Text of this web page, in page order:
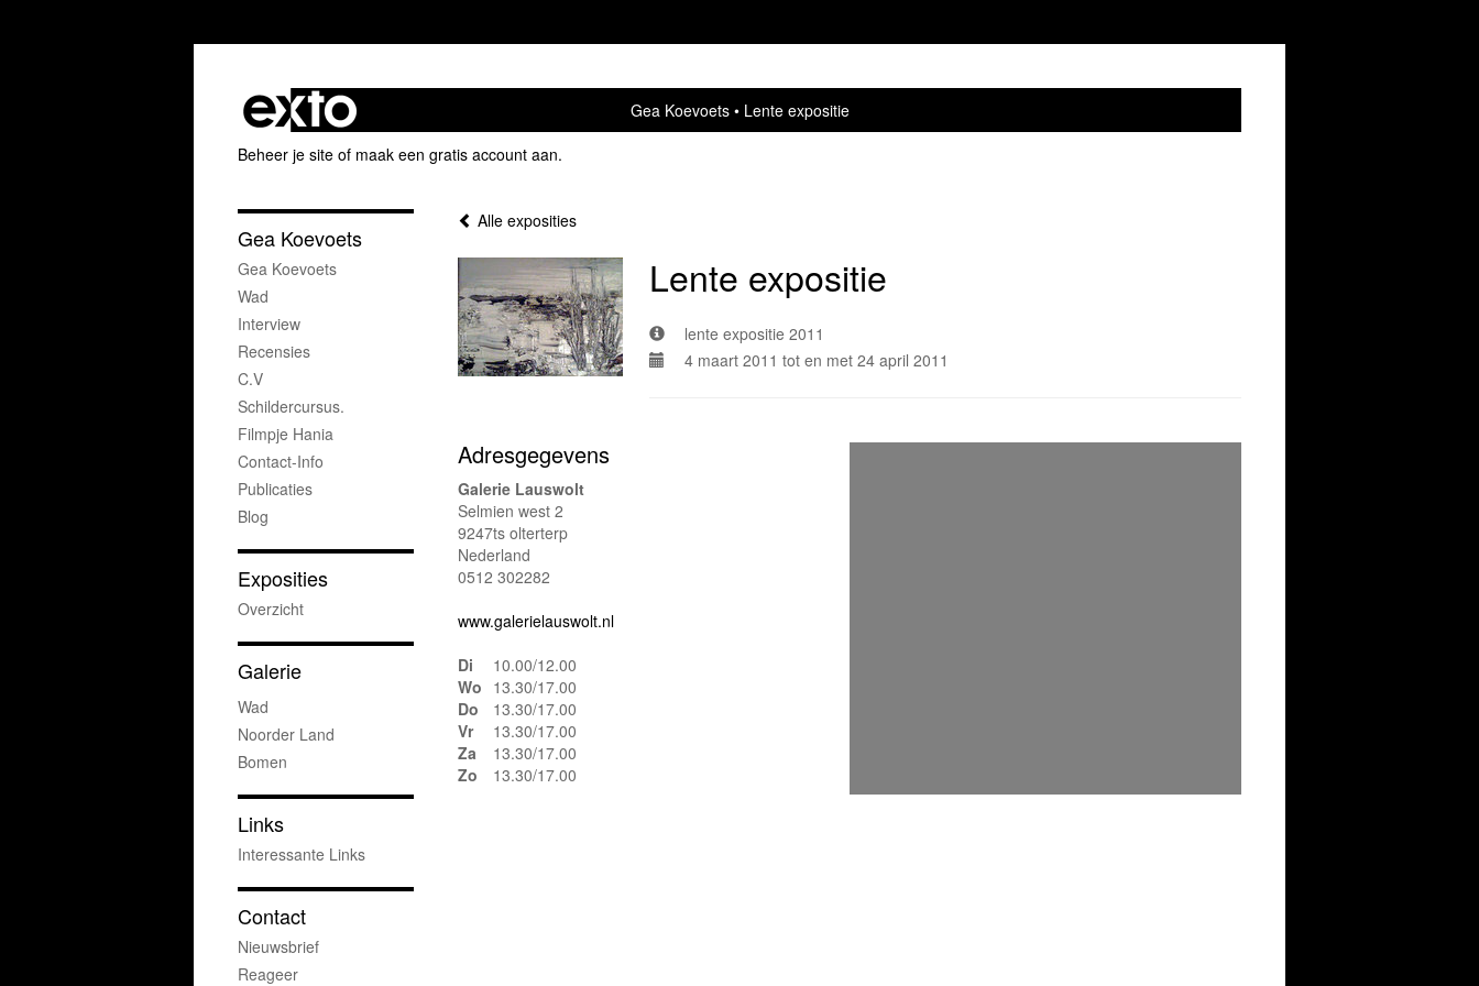
Gea Koevoets
Lente expositie
Beheer je site of maak een gratis account aan.
Alle exposities
Lente expositie
lente expositie 2011
4 maart 2011 tot en met 24 april 2011
Adresgegevens
Galerie Lauswolt
Selmien west 2
9247ts olterterp
Nederland
0512 302282
www.galerielauswolt.nl
Di
10.00/12.00
Wo 13.30/17.00
Do
13.30/17.00
Vr
13.30/17.00
Za
13.30/17.00
Zo
13.30/17.00
Gea Koevoets
Gea Koevoets
Wad
Interview
Recensies
C.V
Schildercursus.
Filmpje Hania
Contact-Info
Publicaties
Blog
Exposities
Overzicht
Galerie
Wad
Noorder Land
Bomen
Links
Interessante Links
Contact
Nieuwsbrief
Reageer